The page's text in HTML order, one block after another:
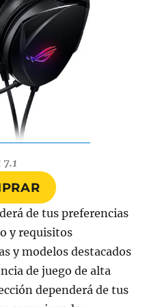
de tus preferencias
y requisitos
y modelos destacados
de juego de alta
dependerá de tus